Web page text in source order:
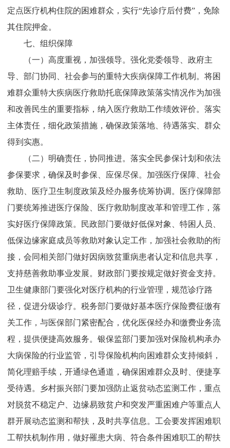
定点医疗机构住院的困难群众，实行“先诊疗后付费”，免除
其住院押金。
七、组织保障
（一）高度重视，加强领导。强化党委领导、政府主
导、部门协同、社会参与的重特大疾病保障工作机制。将困
难群众重特大疾病医疗救助托底保障政策落实情况作为加强
和改善民生的重要指标，纳入医疗救助工作绩效评价。落实
主体责任，细化政策措施，确保政策落地、待遇落实、群众
得到实惠。
（二）明确责任，协同推进。落实全民参保计划和依法
参保要求，确保及时参保、应保尽保。加强医疗保障、社会
救助、医疗卫生制度政策及经办服务统筹协调。医疗保障部
门要统筹推进医疗保险、医疗救助制度改革和管理工作，落
实好医疗保障政策。民政部门要做好低保对象、特困人员、
低保边缘家庭成员等救助对象认定工作，加强社会救助的衔
接，会同相关部门做好因病致贫重病患者认定和信息共享，
支持慈善救助事业发展。财政部门要按规定做好资金支持。
卫生健康部门要强化对医疗机构的行业管理，规范诊疗路
径，促进分级诊疗。税务部门要做好基本医疗保险费征缴有
关工作，与医保部门紧密配合，优化医保经办和缴费业务流
程，提供便捷高效服务。银保监部门要加强对保险机构承办
大病保险的行业监管，引导保险机构向困难群众支持倾斜，
简化理赔手续，开通绿色通道，确保困难群众及时、便捷享
受待遇。乡村振兴部门要加强防止返贫动态监测工作，重点
对脱贫不稳定户、边缘易致贫户和突发严重困难户等重点人
群开展动态监测和帮扶，及时共享信息。工会要发挥困难职
工帮扶机制作用，做好罹患大病、符合条件困难职工的帮扶